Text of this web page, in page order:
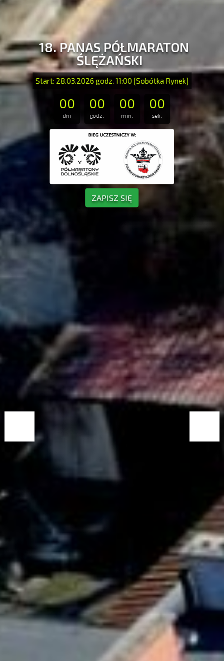
18. PANAS PÓŁMARATON
ŚLĘŻAŃSKI
Start: 28.03.2026 godz. 11:00 [Sobótka Rynek]
00
dni
00
godz.
00
min.
00
sek.
ZAPISZ SIĘ